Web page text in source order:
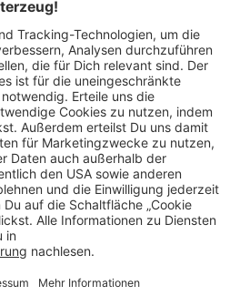
Mitglied im:
AGB Widerrufsbelehrung